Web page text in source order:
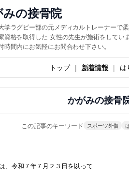
の接骨院
学ラグビー部の元メディカルトレーナーで
資格を取得した 女性の先生が施術をして
時間内にお気軽にお問合わせ下さい。
トップ 新着情報 は
かがみの接骨
この記事のキーワード スポーツ外傷
、令和７年７月２３日を以って